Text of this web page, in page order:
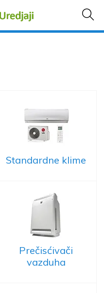
Standardne klime
Prečisćivači
vazduha